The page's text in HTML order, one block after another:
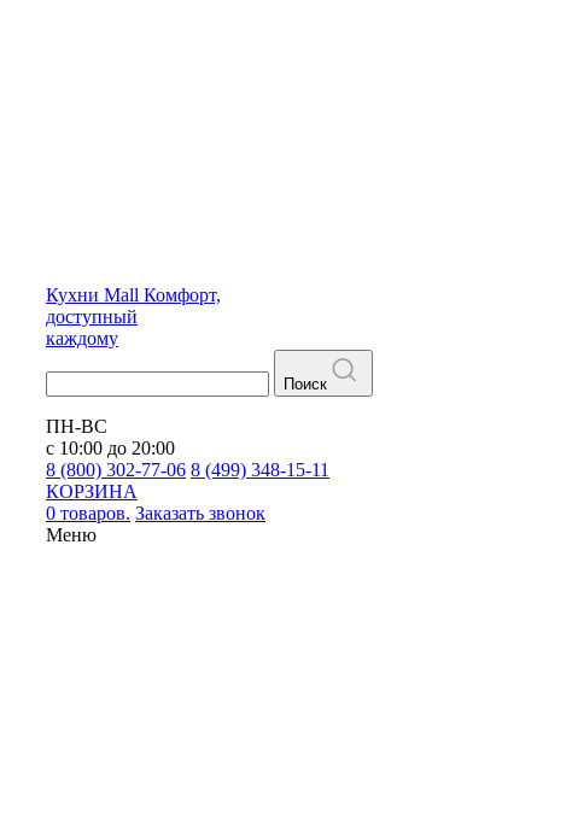
Кухни Mall Комфорт,
доступный
каждому
Поиск
ПН-ВС
с 10:00 до 20:00
8 (800) 302-77-06 8 (499) 348-15-11
КОРЗИНА
0 товаров. Заказать звонок
Меню